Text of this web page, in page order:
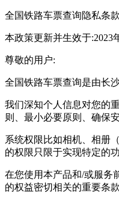
全国铁路车票查询隐私条款
本政策更新并生效于:2023
尊敬的用户:
全国铁路车票查询是由长
我们深知个人信息对您的
则、最小必要原则、确保
系统权限比如相机、相册
的权限只限于实现特定的
在您使用本产品和/或服务
的权益密切相关的重要条